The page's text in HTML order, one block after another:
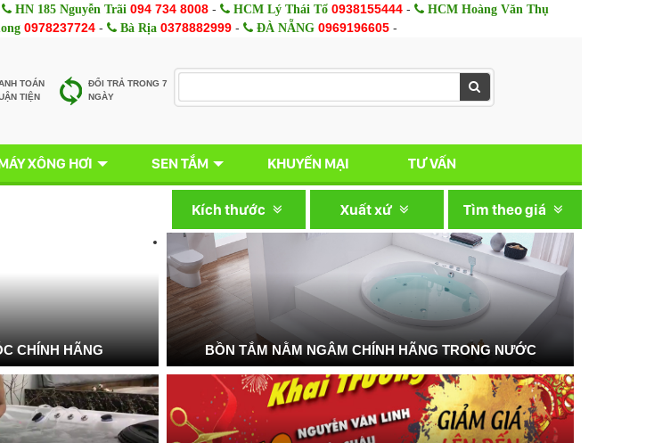
HN 185 Nguyễn Trãi 094 734 8008 - HCM Lý Thái Tổ 0938155444 - HCM Hoàng Văn Thụ
0978237724- Bà Rịa 0378882999- ĐÀ NẴNG 0969196605-
TOÁN
TIỆN
ĐỔI TRẢ TRONG 7
NGÀY
XÔNG HƠI SEN TẮM KHUYẾN MẠI TƯ VẤN
Tìm theo giá
Xuất xứ
Kích thước
CHÍNH HÃNG BỒN TẮM NẰM NGÂM CHÍNH HÃNG TRONG NƯỚC